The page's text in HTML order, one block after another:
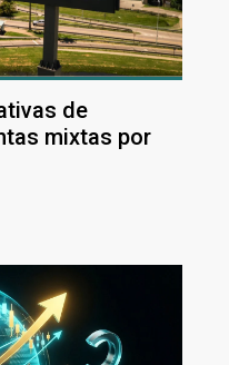
de
mixtas por